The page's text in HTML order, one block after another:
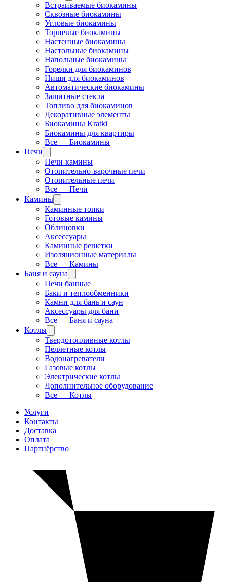
Встраиваемые биокамины
Сквозные биокамины
Угловые биокамины
Торцевые биокамины
Настенные биокамины
Настольные биокамины
Напольные биокамины
Горелки для биокаминов
Ниши для биокаминов
Автоматические биокамины
Защитные стекла
Топливо для биокаминов
Декоративные элементы
Биокамины Kratki
Биокамины для квартиры
Все — Биокамины
Печи
Печи-камины
Отопительно-варочные печи
Отопительные печи
Все — Печи
Камины
Каминные топки
Готовые камины
Облицовки
Аксессуары
Каминные решетки
Изоляционные материалы
Все — Камины
Баня и сауна
Печи банные
Баки и теплообменники
Камни для бань и саун
Аксессуары для бани
Все — Баня и сауна
Котлы
Твердотопливные котлы
Пеллетные котлы
Водонагреватели
Газовые котлы
Электрические котлы
Дополнительное оборудование
Все — Котлы
Услуги
Контакты
Доставка
Оплата
Партнёрство